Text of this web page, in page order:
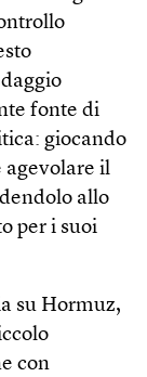
fonte di
giocando
agevolare il
allo
per i suoi
su Hormuz,
con